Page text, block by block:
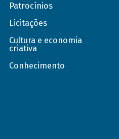
Patrocínios
Licitações
Cultura e economia
criativa
Conhecimento